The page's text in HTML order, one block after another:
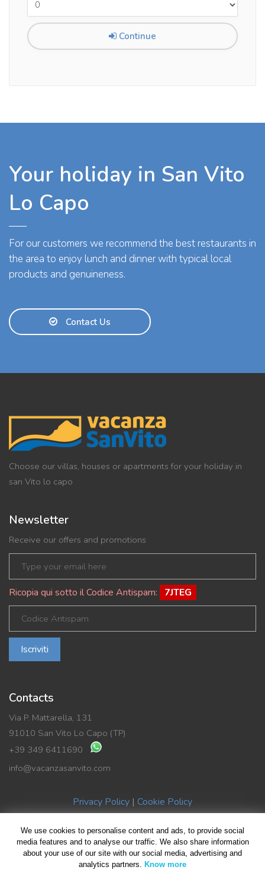
Continue
Your holiday in San Vito
Lo Capo
For our customers we recommend the best restaurants in
the area to enjoy lunch and dinner with typical local
products and genuineness.
Contact Us
Choose our villas, houses or apartments for your holiday in
san Vito lo capo
Newsletter
Receive our offers and promotions
Ricopia qui sotto il Codice Antispam: 7JTEG
Iscriviti
Contacts
Via P. Mattarella, 131
91010 San Vito Lo Capo (TP)
+39 349 6411690
info@vacanzasanvito.com
Privacy Policy | Cookie Policy
© Copyright 2019 Vacanza SanVito di Benedetto La Rocca | P.Iva
02489590816
We use cookies to personalise content and ads, to provide social
media features and to analyse our traffic. We also share information
about your use of our site with our social media, advertising and
analytics partners. Know more